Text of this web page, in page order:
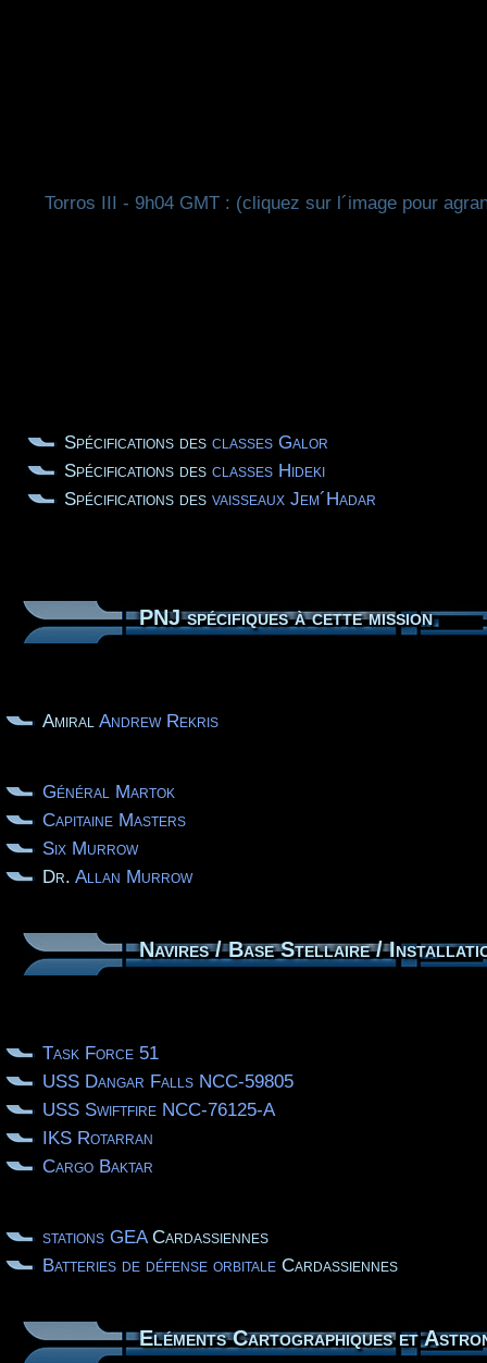
Torros III - 9h04 GMT : (cliquez sur l´image pour
Spécifications des classes Galor
Spécifications des classes Hideki
Spécifications des vaisseaux Jem´Hadar
PNJ spécifiques à cette mission
Amiral Andrew Rekris
Général Martok
Capitaine Masters
Six Murrow
Dr. Allan Murrow
Navires / Base Stellaire /
Task Force 51
USS Dangar Falls NCC-59805
USS Swiftfire NCC-76125-A
IKS Rotarran
Cargo Baktar
stations GEACardassiennes
Batteries de défense orbitaleCardassiennes
Eléments Cartographiques et